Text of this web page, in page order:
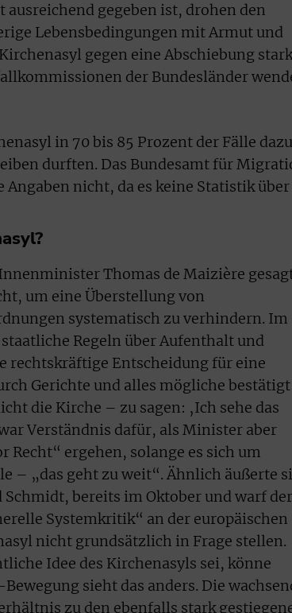
gegeben ist, drohen den
Lebensbedingungen mit Armut und
gegen eine Abschiebung
der Bundesländer
in 70 bis 85 Prozent der Fälle
durften. Das Bundesamt für
nicht, da es keine Statistik über
Thomas de Maizière
um eine Überstellung von
systematisch zu verhindern. Im
Regeln über Aufenthalt und
rechtskräftige Entscheidung für eine
Gerichte und alles mögliche bestätigt
die Kirche – zu sagen: ‚Ich sehe das
Verständnis dafür, als Minister aber
Recht“ ergehen, solange es sich um
– „das geht zu weit“. Ähnlich äußerte
Schmidt, bereits im Oktober und warf der
Systemkritik“ an der europäischen
nicht grundsätzlich in Frage stellen.
Idee des Kirchenasyls sei, könne
sieht das anders. Die
zu den ebenfalls stark